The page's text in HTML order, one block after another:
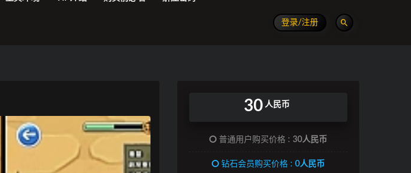
登录/注册
30 人民币
普通用户购买价格 : 30人民币
钻石会员购买价格 : 0人民币